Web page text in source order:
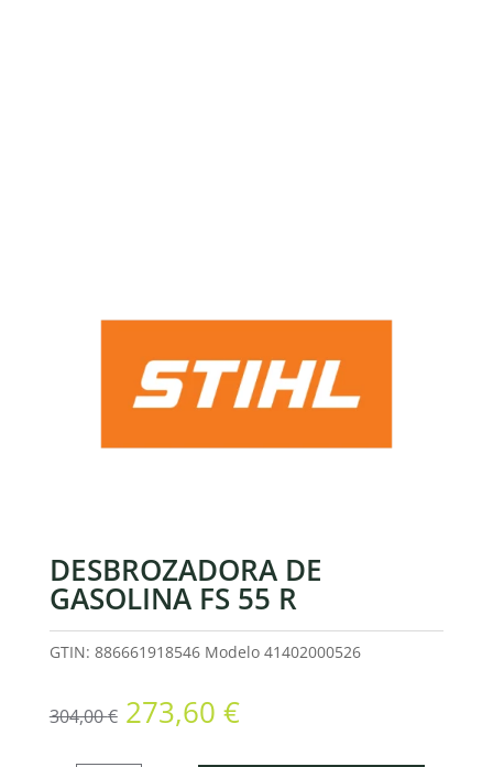
DESBROZADORA DE
GASOLINA FS 55 R
GTIN: 886661918546 Modelo 41402000526
304,00€ El
precio
273,60 €El